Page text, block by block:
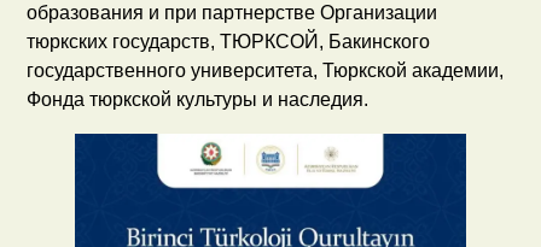
образования и при партнерстве Организации
тюркских государств, ТЮРКСОЙ, Бакинского
государственного университета, Тюркской академии,
Фонда тюркской культуры и наследия.